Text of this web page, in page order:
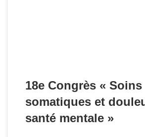
18e Congrès « Soins
somatiques et
santé mentale »